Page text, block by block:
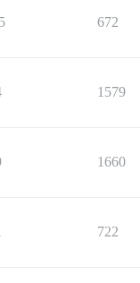
672
1579
1660
722